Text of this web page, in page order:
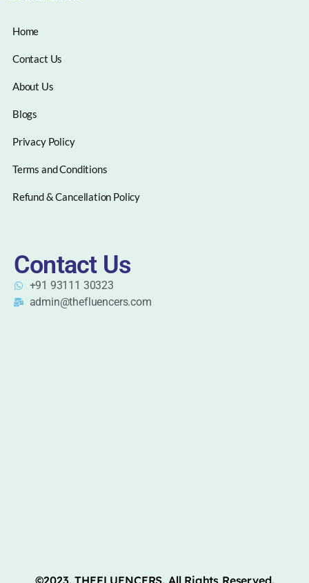
Home
Contact Us
About Us
Blogs
Privacy Policy
Terms and Conditions
Refund & Cancellation Policy
Contact Us
+91 93111 30323
admin@thefluencers.com
©2023. THEFLUENCERS. All Rights Reserved.